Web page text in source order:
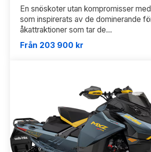
En snöskoter utan kompromisser
som inspirerats av de dominerande
åkattraktioner som tar de...
Från 203 900 kr